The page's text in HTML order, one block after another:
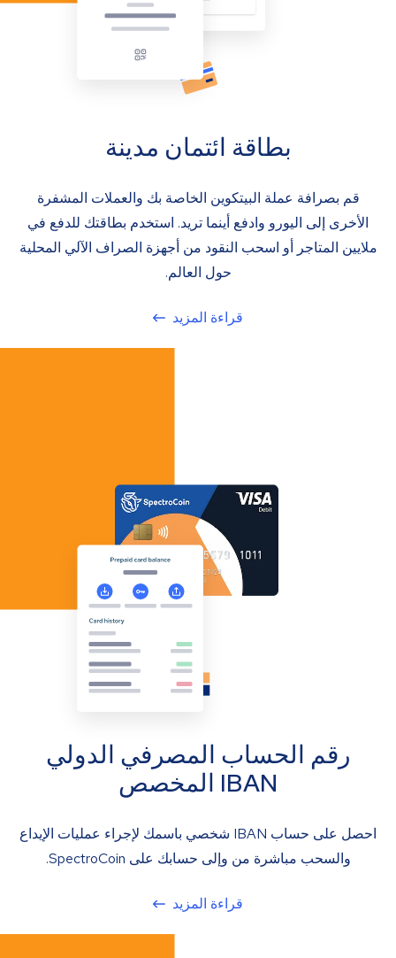
بطاقة ائتمان مدينة
قم بصرافة عملة البيتكوين الخاصة بك والعملات المشفرة
الأخرى إلى اليورو وادفع أينما تريد. استخدم بطاقتك للدفع في
ملايين المتاجر أو اسحب النقود من أجهزة الصراف الآلي المحلية
حول العالم.
قراءة المزيد
رقم الحساب المصرفي الدولي
IBAN المخصص
احصل على حساب IBAN شخصي باسمك لإجراء عمليات الإيداع
والسحب مباشرة من وإلى حسابك على SpectroCoin.
قراءة المزيد